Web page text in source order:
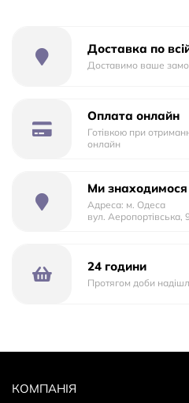
Доставка по
Доставимо ваше
Оплата онлайн
Готівкою при
онлайн
Ми знаходимося
Адреса: м. Одеса
вул. Аеропортівська,
24 години
Протягом доби
КОМПАНІЯ